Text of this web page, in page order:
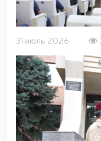
31 июль 2026